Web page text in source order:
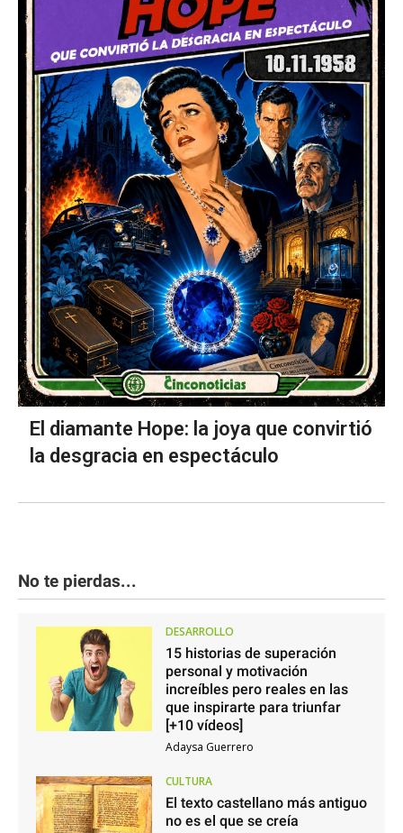
El diamante Hope: la joya que convirtió
la desgracia en espectáculo
No te pierdas...
DESARROLLO
15 historias de superación
personal y motivación
increíbles pero reales en las
que inspirarte para triunfar
[+10 vídeos]
Adaysa Guerrero
CULTURA
El texto castellano más antiguo
no es el que se creía